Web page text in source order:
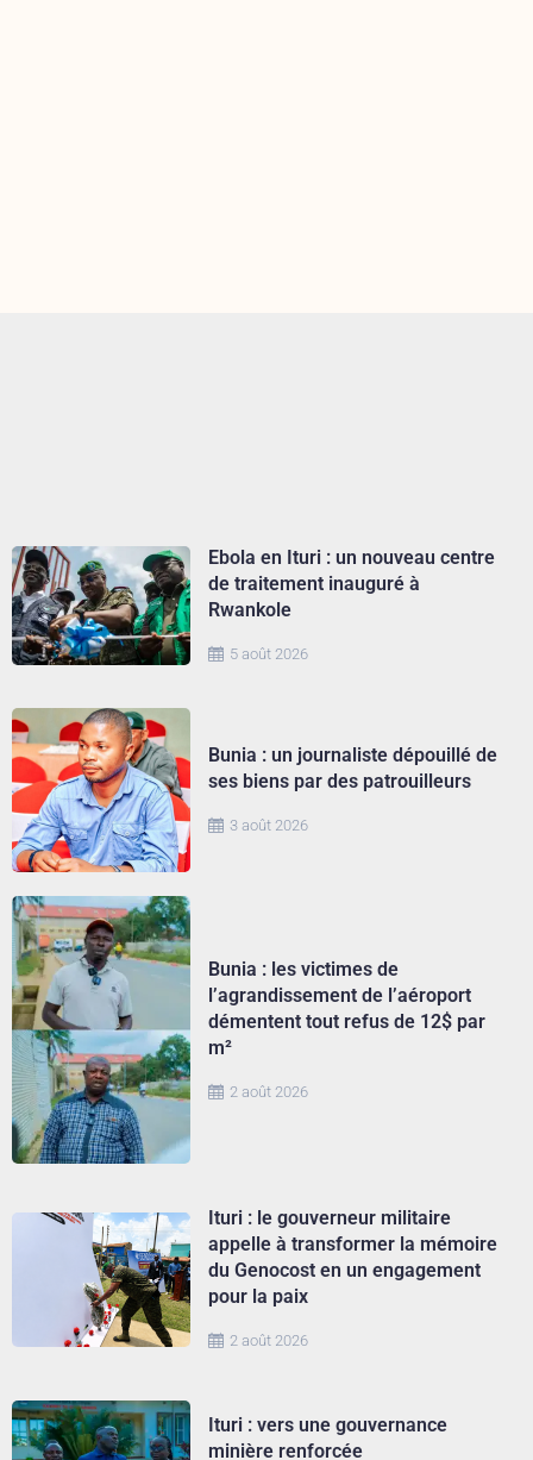
5 août 2026
Ebola en Ituri : un nouveau centre
de traitement inauguré à
Rwankole
3 août 2026
Bunia : un journaliste dépouillé de
ses biens par des patrouilleurs
2 août 2026
Bunia : les victimes de
l’agrandissement de l’aéroport
démentent tout refus de 12$ par
m²
2 août 2026
Ituri : le gouverneur militaire
appelle à transformer la mémoire
du Genocost en un engagement
pour la paix
Ituri : vers une gouvernance
minière renforcée